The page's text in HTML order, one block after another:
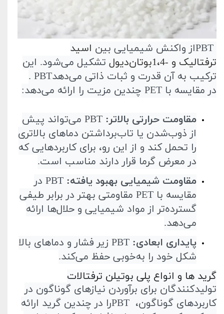
PBTاز واکنش شیمیایی بین اسید
ترفتالیک و 1،4-بوتان‌دیول تشکیل می‌شود. این
ترکیب به آن قدرت و ثبات ذاتی می‌دهد. PBT
در مقایسه با PET چندین مزیت را ارائه می‌دهد:
مقاومت حرارتی بالاتر:
PBT می‌تواند پیش
از ذوب‌شدن یا تاب‌برداشتن دماهای بالاتری
را تحمل کند و از این رو، برای کاربردهایی که
در معرض گرما قرار دارند مناسب است.
مقاومت شیمیایی بهبود یافته:
PBT در
مقایسه با PET مقاومتی بهتر در برابر طیفی
گسترده‌تر از مواد شیمیایی و حلال‌ها ارائه
می‌دهد.
پایداری ابعادی:
PBT زیر فشار و دماهای بالا
شکل خود را به‌خوبی حفظ می‌کند.
گرید ها و انواع پلی بوتیلن ترفتالات
تولیدکنندگان برای برآوردن نیازهای گوناگون در
کاربردهای گوناگون، PBTرا در چندین گرید ارائه